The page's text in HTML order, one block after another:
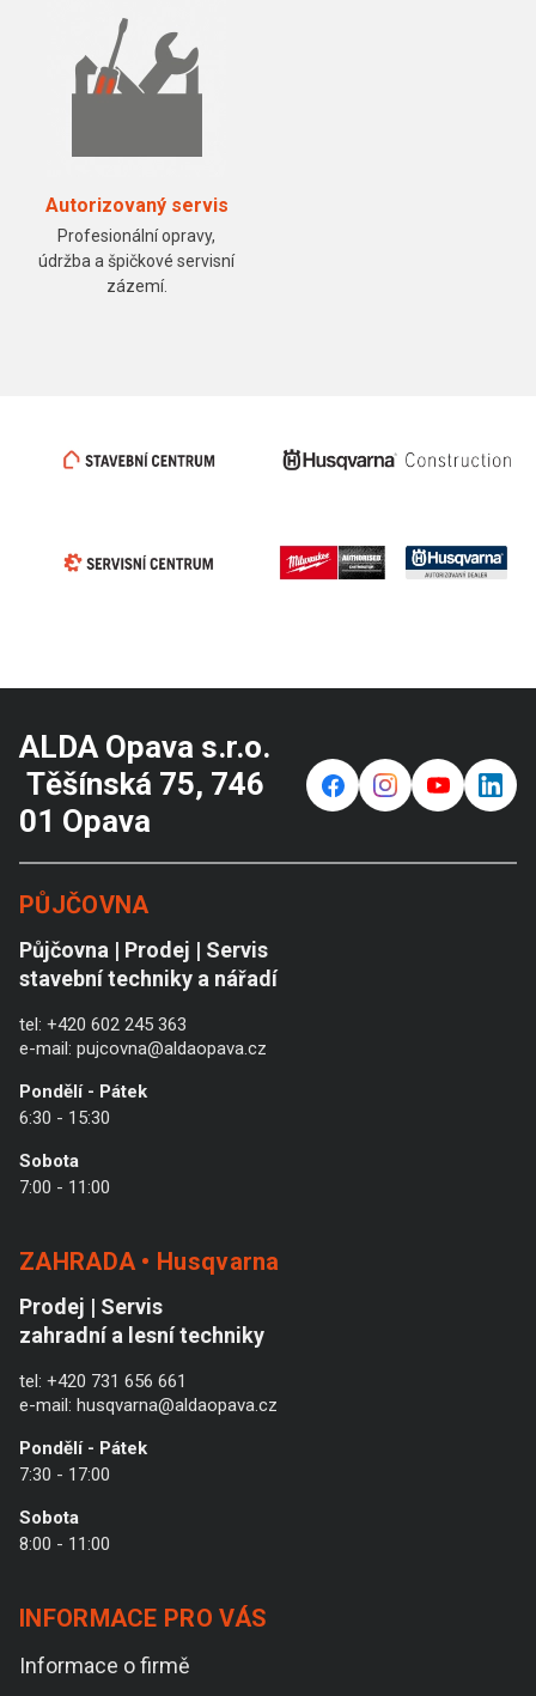
Autorizovaný servis
Profesionální opravy,
údržba a špičkové servisní
zázemí.
ALDA Opava s.r.o.
Těšínská 75, 746
01 Opava
f ⌁ y in
PŮJČOVNA
Půjčovna | Prodej | Servis
stavební techniky a nářadí
tel: +420 602 245 363
e-mail: pujcovna@aldaopava.cz
Pondělí - Pátek
6:30 - 15:30
Sobota
7:00 - 11:00
ZAHRADA • Husqvarna
Prodej | Servis
zahradní a lesní techniky
tel: +420 731 656 661
e-mail: husqvarna@aldaopava.cz
Pondělí - Pátek
7:30 - 17:00
Sobota
8:00 - 11:00
INFORMACE PRO VÁS
Informace o firmě